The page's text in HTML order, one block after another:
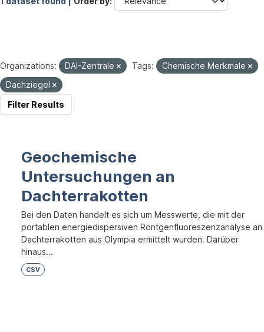
Organizations: DAI-Zentrale Tags:
Chemische Merkmale
Dachziegel
Filter Results
Geochemische
Untersuchungen an
Dachterrakotten
Bei den Daten handelt es sich um Messwerte, die mit der
portablen energiedispersiven Röntgenfluoreszenzanalyse an
Dachterrakotten aus Olympia ermittelt wurden. Darüber
hinaus...
CSV